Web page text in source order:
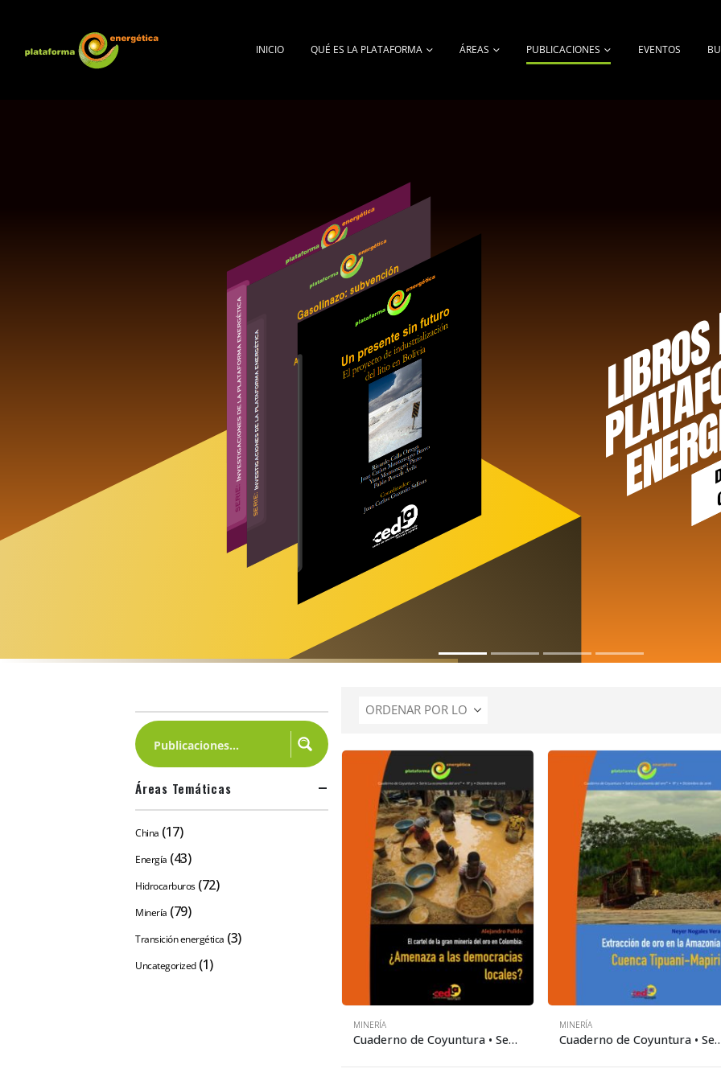
INICIO QUÉ ES LA PLATAFORMA ÁREAS PUBLICACIONES EVENTOS
MINERÍA
Cuaderno de Coyuntura • Serie la economía del oro 3: El cartel de la gran minería del oro en Colombia: ¿Amenaza a las democracias locales?
MINERÍA
Cuaderno de Coyuntura • Serie la economía del oro 2:
Áreas Temáticas
China (17)
Energía (43)
Hidrocarburos (72)
Minería (79)
Transición energética (3)
Uncategorized (1)